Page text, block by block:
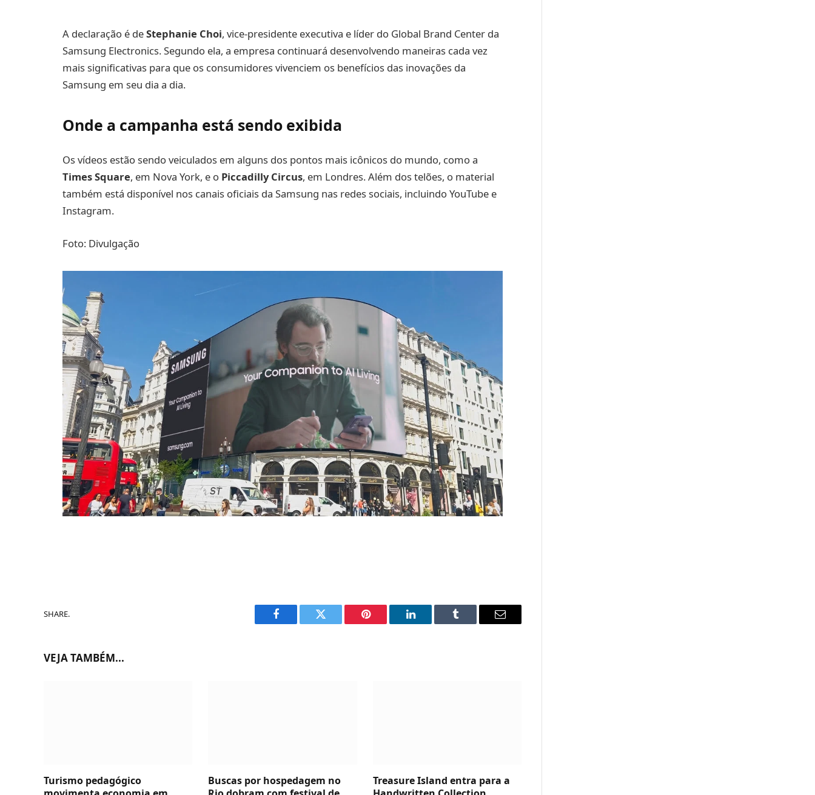
A declaração é deStephanie Choi, vice-presidente executiva e líder do Global Brand Center da
Samsung Electronics. Segundo ela, a empresa continuará desenvolvendo maneiras cada vez
mais significativas para que os consumidores vivenciem os benefícios das inovações da
Samsung em seu dia a dia.
Onde a campanha está sendo exibida
Os vídeos estão sendo veiculados em alguns dos pontos mais icônicos do mundo, como a
Times Square, em Nova York, e o Piccadilly Circus, em Londres. Além dos telões, o material
também está disponível nos canais oficiais da Samsung nas redes sociais, incluindo YouTube e
Instagram.
Foto: Divulgação
SHARE.
Facebook Twitter Pinterest LinkedIn Tumblr Email
VEJA TAMBÉM...
Turismo pedagógico
Buscas por hospedagem no
Treasure Island entra para a